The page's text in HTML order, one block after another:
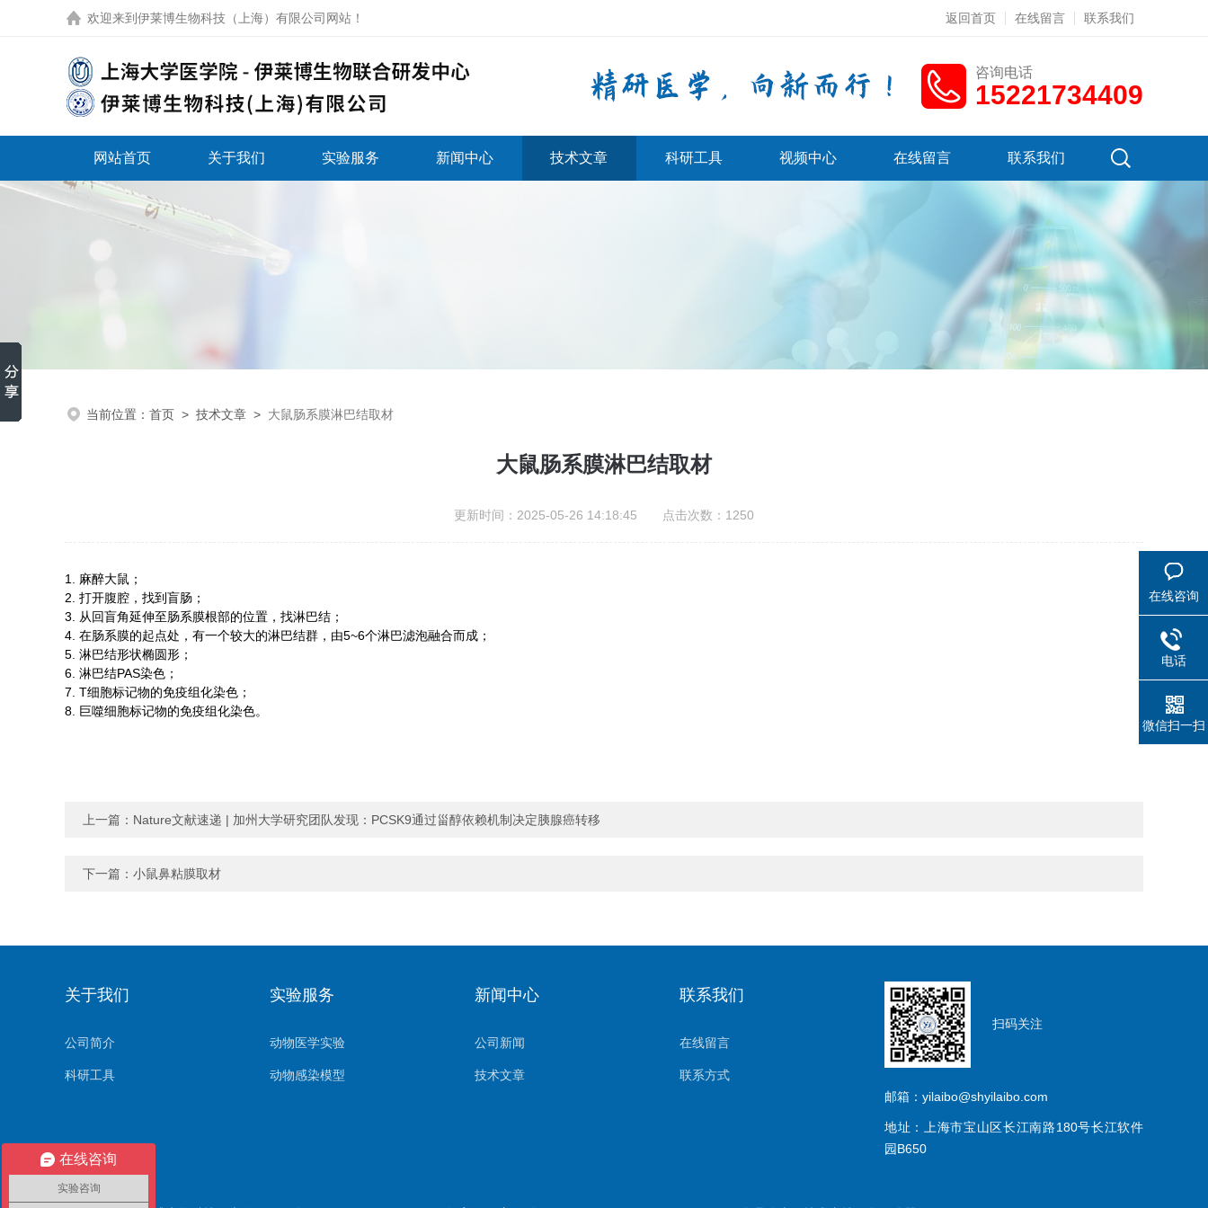
欢迎来到 伊莱博生物科技（上海）有限公司网站 ！ 返回首页 在线留言 联系我们
咨询电话
15221734409
网站首页 关于我们 实验服务 新闻中心 技术文章 科研工具 视频中心 在线留言 联系我们
当前位置： 首页 > 技术文章 > 大鼠肠系膜淋巴结取材
大鼠肠系膜淋巴结取材
更新时间：2025-05-26 14:18:45 点击次数：1250
1. 麻醉大鼠；
2. 打开腹腔，找到盲肠；
3.
从回盲角延伸至肠系膜根部的位置，找淋巴结；
4. 在肠系膜的起点处，有一个较大的淋巴结群，由5~6个淋巴滤泡融合而成；
5. 淋巴结形状椭圆形；
6. 淋巴结PAS染色；
7. T细胞标记物的免疫组化染色；
8. 巨噬细胞标记物的免疫组化染色。
上一篇： Nature文献速递 | 加州大学研究团队发现：PCSK9通过甾醇依赖机制决定胰腺癌转移
下一篇： 小鼠鼻粘膜取材
关于我们
公司简介
科研工具
实验服务
动物医学实验
动物感染模型
新闻中心
公司新闻
技术文章
联系我们
在线留言
联系方式
扫码关注
邮箱：yilaibo@shyilaibo.com
地址：上海市宝山区长江南路180号长江软件
园B650
在线咨询
电话
微信扫一扫
在线咨询
实验咨询